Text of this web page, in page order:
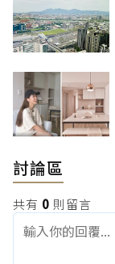
討論區
共有 0 則留言